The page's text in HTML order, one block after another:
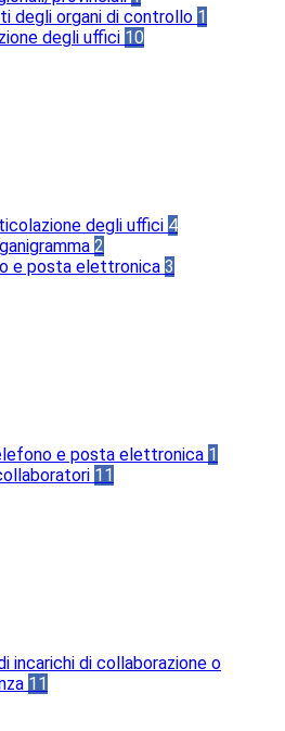
degli organi di controllo 1
degli uffici 10
degli uffici 4
2
e posta elettronica 3
e posta elettronica 1
11
incarichi di collaborazione o
11